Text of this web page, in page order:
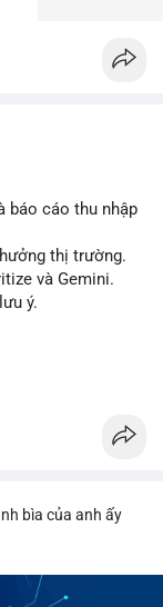
báo cáo thu nhập
thị trường.
và Gemini.
ý.
bìa của anh ấy